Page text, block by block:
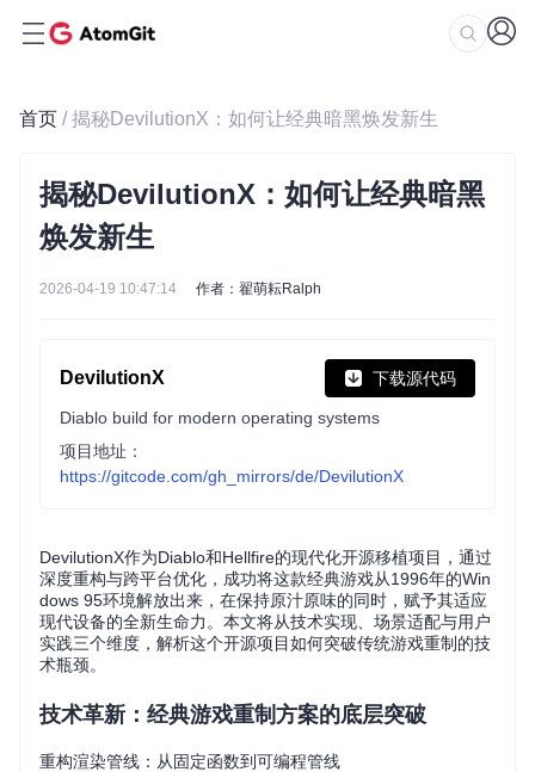
首页 / 揭秘DevilutionX：如何让经典暗黑焕发新生
揭秘DevilutionX：如何让经典暗黑
焕发新生
2026-04-19 10:47:14 作者：翟萌耘Ralph
DevilutionX 下载源代码
Diablo build for modern operating systems
项目地址：
https://gitcode.com/gh_mirrors/de/DevilutionX
DevilutionX作为Diablo和Hellfire的现代化开源移植项目，通过
深度重构与跨平台优化，成功将这款经典游戏从1996年的Win
dows 95环境解放出来，在保持原汁原味的同时，赋予其适应
现代设备的全新生命力。本文将从技术实现、场景适配与用户
实践三个维度，解析这个开源项目如何突破传统游戏重制的技
术瓶颈。
技术革新：经典游戏重制方案的底层突破
重构渲染管线：从固定函数到可编程管线